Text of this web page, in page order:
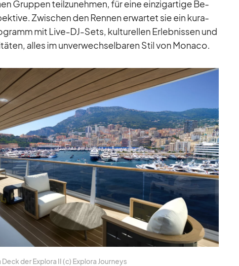
Grup­pen teil­zu­neh­men, für eine ein­zig­ar­tige Be­
Zwi­schen den Ren­nen er­war­tet sie ein ku­ra­
mit Live-DJ-Sets, kul­tu­rel­len Er­leb­nis­sen und
al­les im un­ver­wech­sel­ba­ren Stil von Mo­naco.
Deck der Ex­plora II (c) Ex­plora Jour­neys